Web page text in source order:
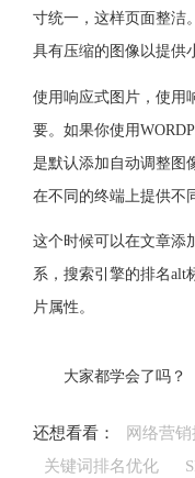
寸统一，这样页面整洁
具有压缩的图像以提供
使用响应式图片，使用
要。如果你使用
是默认添加自动调整图
在不同的终端上提供不
这个时候可以在文章添
系，搜索引擎的排名alt
片属性。
大家都学会了吗？
还想看看： 网络营销
关键词排名优化